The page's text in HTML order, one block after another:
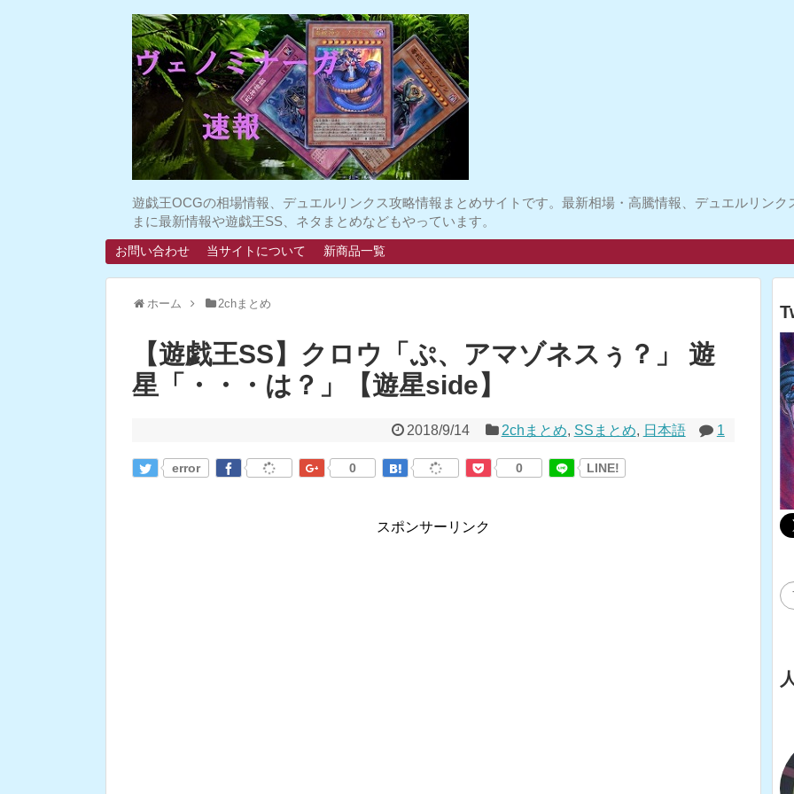
遊戯王OCGの相場情報、デュエルリンクス攻略情報まとめサイトです。最新相場・高騰情報、デュエルリン
まに最新情報や遊戯王SS、ネタまとめなどもやっています。
お問い合わせ 当サイトについて 新商品一覧
ホーム 2chまとめ
【遊戯王SS】クロウ「ぷ、アマゾネスぅ？」 遊
星「・・・は？」【遊星side】
2018/9/14 2chまとめ, SSまとめ, 日本語 1
error 0 0 LINE!
スポンサーリンク